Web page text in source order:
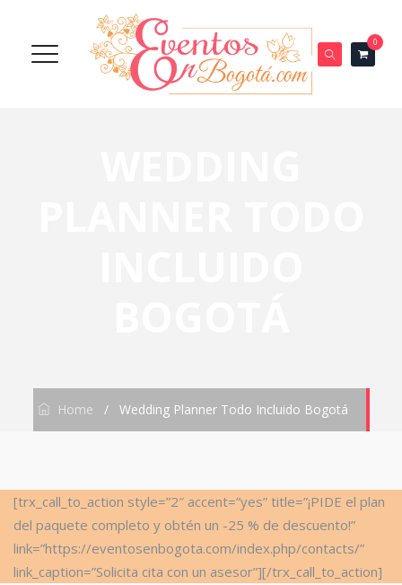
0
Home / Wedding Planner Todo Incluido Bogotá
[trx_call_to_action style=”2″ accent=”yes” title=”¡PIDE el plan
del paquete completo y obtén un -25 % de descuento!”
link=”https://eventosenbogota.com/index.php/contacts/”
link_caption=”Solicita cita con un asesor”][/trx_call_to_action]